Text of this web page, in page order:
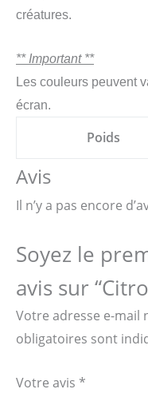
créatures.
** Important **
Les couleurs peuvent
écran.
Poids
Avis
Il n’y a pas encore
Soyez le
avis sur
Votre adresse e-mail
obligatoires sont
Votre avis *